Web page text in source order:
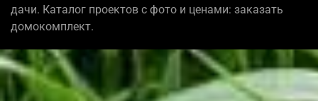
дачи. Каталог проектов с фото и ценами: заказать
домокомплект.